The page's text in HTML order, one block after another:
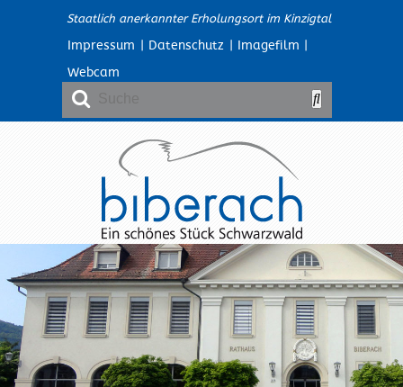
Staatlich anerkannter Erholungsort im Kinzigtal
Impressum | Datenschutz | Imagefilm |
Webcam